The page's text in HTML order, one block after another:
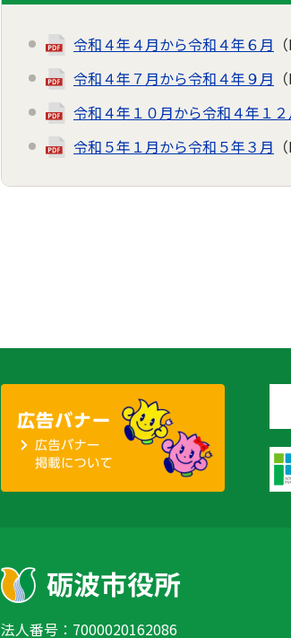
令和４年４月から令和４年６月
令和４年７月から令和４年９月
令和４年１０月から令和４年１２
令和５年１月から令和５年３月
法人番号：7000020162086